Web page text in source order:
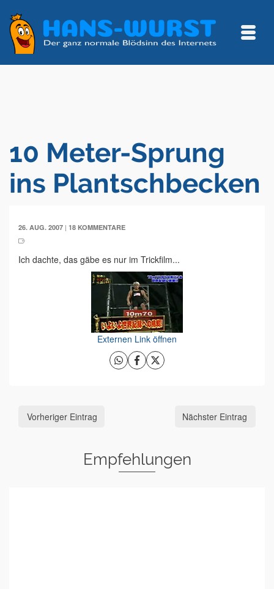
10 Meter-Sprung
ins Plantschbecken
26. AUG. 2007 | 18 KOMMENTARE
Ich dachte, das gäbe es nur im Trickfilm...
Externen Link öffnen
Vorheriger Eintrag Nächster Eintrag
Empfehlungen